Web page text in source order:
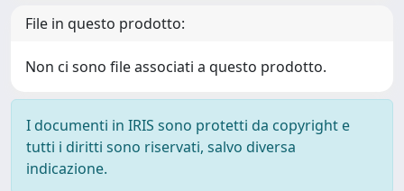
File in questo prodotto:
Non ci sono file associati a questo prodotto.
I documenti in IRIS sono protetti da copyright e
tutti i diritti sono riservati, salvo diversa
indicazione.